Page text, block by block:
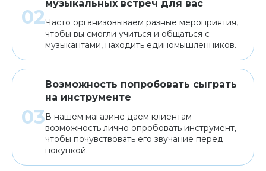
музыкальных встреч для вас
Часто организовываем разные мероприятия,
чтобы вы смогли учиться и общаться с
музыкантами, находить единомышленников.
Возможность попробовать сыграть
на инструменте
В нашем магазине даем клиентам
возможность лично опробовать инструмент,
чтобы почувствовать его звучание перед
покупкой.